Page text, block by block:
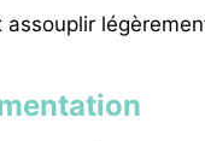
assouplir